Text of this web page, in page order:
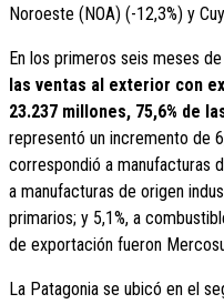
Noroeste (NOA) (-12,3%) y
En los primeros seis meses
las ventas al exterior con
23.237 millones, 75,6% de
representó un incremento de
correspondió a manufacturas
a manufacturas de origen
primarios; y 5,1%, a
de exportación fueron
La Patagonia se ubicó en el